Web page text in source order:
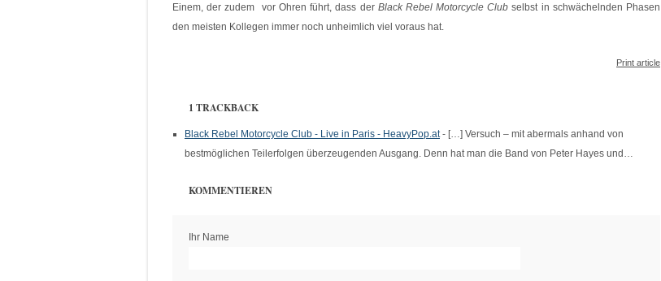
Einem, der zudem vor Ohren führt, dass der Black Rebel Motorcycle Club selbst in schwächelnden Phasen
den meisten Kollegen immer noch unheimlich viel voraus hat.
Print article
1 TRACKBACK
Black Rebel Motorcycle Club - Live in Paris - HeavyPop.at- […] Versuch – mit abermals anhand von
bestmöglichen Teilerfolgen überzeugenden Ausgang. Denn hat man die Band von Peter Hayes und…
KOMMENTIEREN
Ihr Name